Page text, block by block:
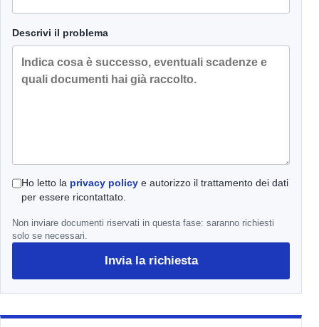
Descrivi il problema
Ho letto la privacy policye autorizzo il trattamento dei dati
per essere ricontattato.
Non inviare documenti riservati in questa fase: saranno richiesti
solo se necessari.
Invia la richiesta